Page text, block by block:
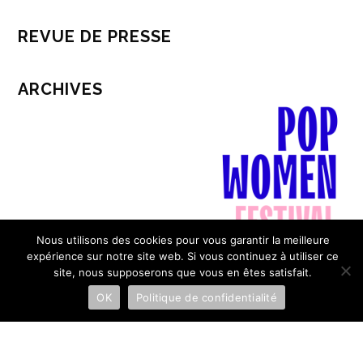
REVUE DE PRESSE
ARCHIVES
Mentions légales & Politique de confidentialité
Nous utilisons des cookies pour vous garantir la meilleure
expérience sur notre site web. Si vous continuez à utiliser ce
site, nous supposerons que vous en êtes satisfait.
OK
Politique de confidentialité